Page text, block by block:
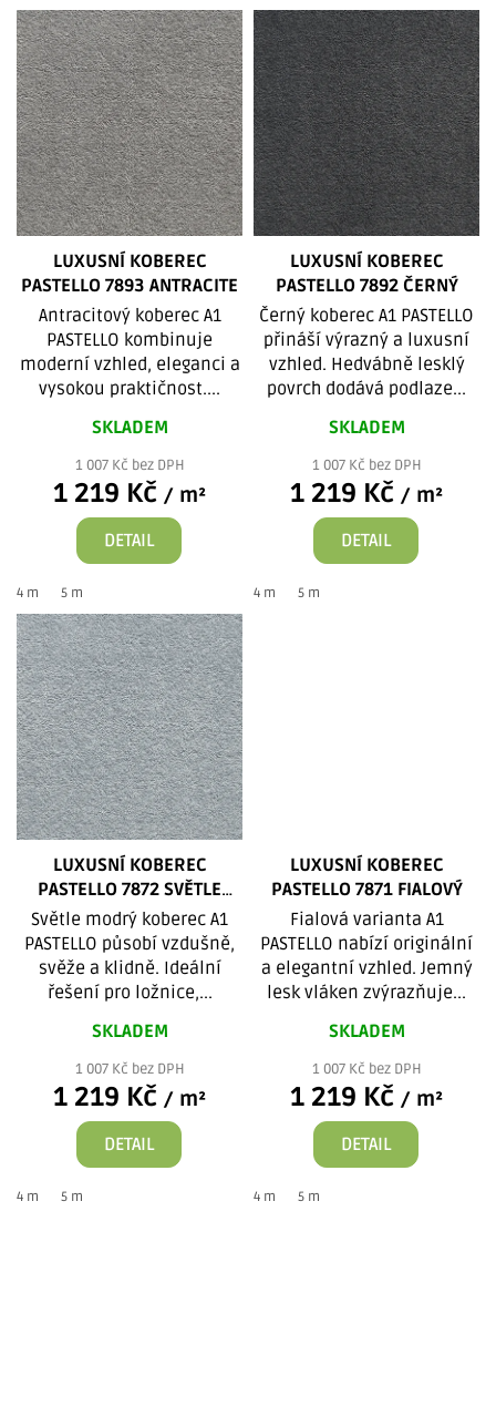
V
ý
p
i
s
p
r
o
u
ů
LUXUSNÍ KOBEREC
PASTELLO 7893 ANTRACITE
Antracitový koberec A1
PASTELLO kombinuje
moderní vzhled, eleganci a
vysokou praktičnost....
SKLADEM
1 007 Kč bez DPH
1 219 Kč / m²
DETAIL
4 m 5 m
LUXUSNÍ KOBEREC
PASTELLO 7892 ČERNÝ
Černý koberec A1 PASTELLO
přináší výrazný a luxusní
vzhled. Hedvábně lesklý
povrch dodává podlaze...
SKLADEM
1 007 Kč bez DPH
1 219 Kč / m²
DETAIL
4 m 5 m
LUXUSNÍ KOBEREC
PASTELLO 7872 SVĚTLE
MODRÝ
Světle modrý koberec A1
PASTELLO působí vzdušně,
svěže a klidně. Ideální
řešení pro ložnice,...
SKLADEM
1 007 Kč bez DPH
1 219 Kč / m²
DETAIL
4 m 5 m
LUXUSNÍ KOBEREC
PASTELLO 7871 FIALOVÝ
Fialová varianta A1
PASTELLO nabízí originální
a elegantní vzhled. Jemný
lesk vláken zvýrazňuje...
SKLADEM
1 007 Kč bez DPH
1 219 Kč / m²
DETAIL
4 m 5 m